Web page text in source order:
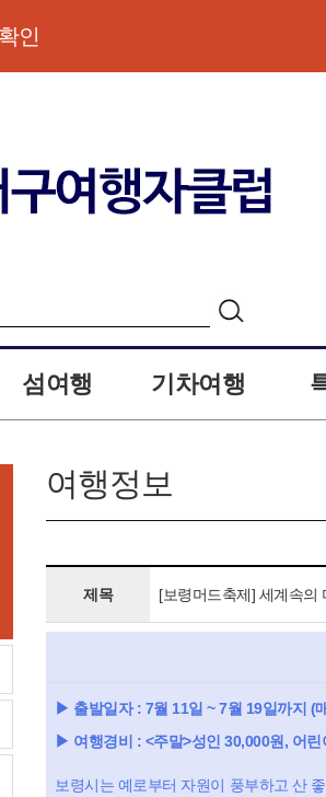
인
섬여행 기차여행
여행정보
제목 [보령머드축제] 세계속의
▶ 출발일자 : 7월 11일 ~ 7월 19일까지 (
▶ 여행경비 : <주말>성인 30,000원, 어
보령시는 예로부터 자원이 풍부하고 산